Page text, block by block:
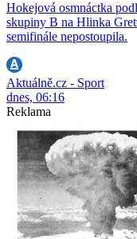
Hokejová osmnáctka
skupiny B na Hlinka
semifinále nepostoupila.
Aktuálně.cz - Sport
dnes, 06:16
Reklama